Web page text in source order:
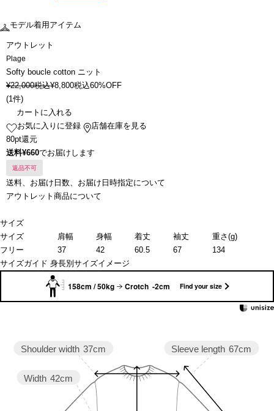
モデル着用アイテム
アウトレット
Plage
Softy boucle cotton ニット
¥22,000税込¥8,800税込60%OFF
(1件)
カートに入れる
お気に入りに登録
店舗在庫を見る
80pt還元
送料¥660でお届けします
返品不可
送料、お届け日数、お届け日時指定について
アウトレット商品について
サイズ
サイズ
肩幅 身幅 着丈 袖丈
重さ(g)
フリー
37 42 60.5 67
134
サイズガイド 身長別サイズイメージ
158cm / 50kg Crotch -2cm Find your size
Sleeve length 67cm
Width 42cm
Shoulder width 37cm